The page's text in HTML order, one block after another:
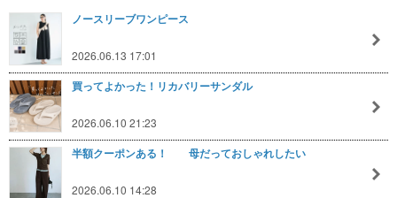
ノースリーブワンピース
2026.06.13 17:01
買ってよかった！リカバリーサンダル
2026.06.10 21:23
半額クーポンある！ 母だっておしゃれしたい
2026.06.10 14:28